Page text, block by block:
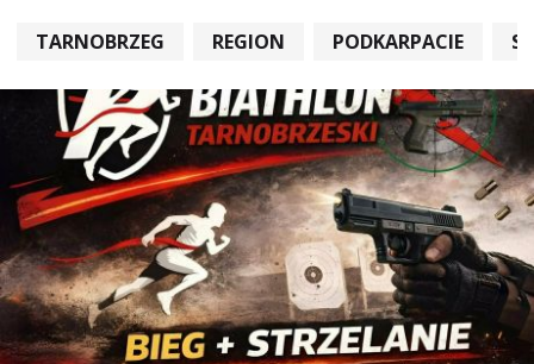
TARNOBRZEG REGION PODKARPACIE